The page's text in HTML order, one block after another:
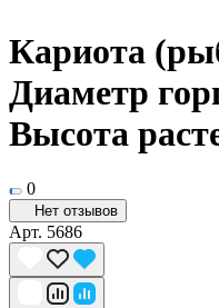
Кариота
Диаметр
Высота
0
Нет отзывов
Арт. 5686